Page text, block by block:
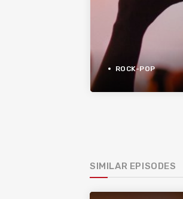
ROCK-POP
SIMILAR EPISODES